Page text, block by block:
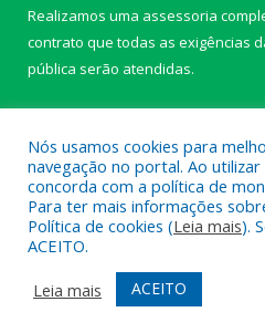
Realizamos uma assessoria
contrato que todas as exigências
pública serão atendidas.
Todos os direitos reservados
Mapa do Site
Acessar Área
Acessar Webmail
Nós usamos cookies para
navegação no portal. Ao
concorda com a política de
Para ter mais informações
Política de cookies (Leia mais).
ACEITO.
Leia mais
ACEITO